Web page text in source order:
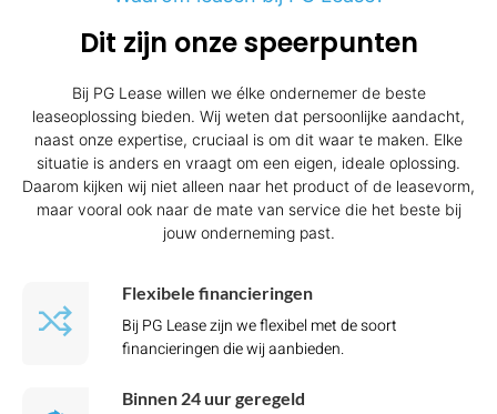
Dit zijn onze speerpunten
Bij PG Lease willen we élke ondernemer de beste
leaseoplossing bieden. Wij weten dat persoonlijke aandacht,
naast onze expertise, cruciaal is om dit waar te maken. Elke
situatie is anders en vraagt om een eigen, ideale oplossing.
Daarom kijken wij niet alleen naar het product of de leasevorm,
maar vooral ook naar de mate van service die het beste bij
jouw onderneming past.
Flexibele financieringen
Bij PG Lease zijn we flexibel met de soort
financieringen die wij aanbieden.
Binnen 24 uur geregeld